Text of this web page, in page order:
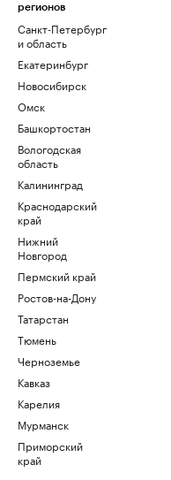
регионов
Санкт-Петербург
и область
Екатеринбург
Новосибирск
Омск
Башкортостан
Вологодская
область
Калининград
Краснодарский
край
Нижний
Новгород
Пермский край
Ростов-на-Дону
Татарстан
Тюмень
Черноземье
Кавказ
Карелия
Мурманск
Приморский
край